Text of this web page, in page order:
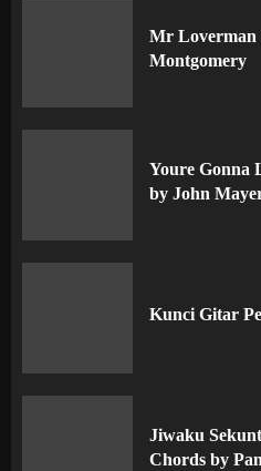
Mr Loverman
Montgomery
Youre Gonna
by John
Kunci Gitar
Jiwaku
Chords by